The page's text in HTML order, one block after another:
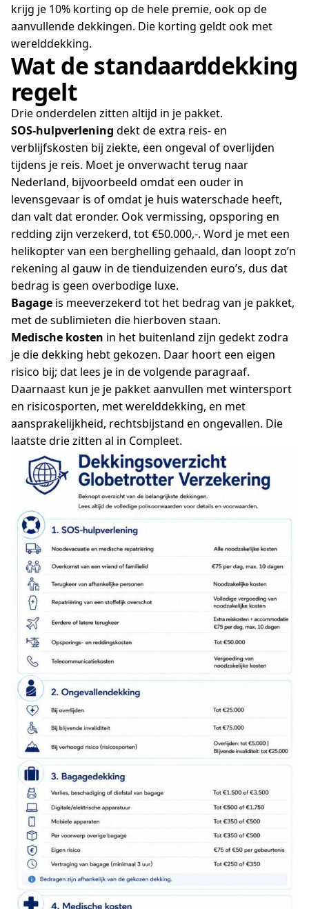
krijg je 10% korting op de hele premie, ook op de
aanvullende dekkingen. Die korting geldt ook met
werelddekking.
Wat de standaarddekking
regelt
Drie onderdelen zitten altijd in je pakket.
SOS-hulpverlening dekt de extra reis- en
verblijfskosten bij ziekte, een ongeval of overlijden
tijdens je reis. Moet je onverwacht terug naar
Nederland, bijvoorbeeld omdat een ouder in
levensgevaar is of omdat je huis waterschade heeft,
dan valt dat eronder. Ook vermissing, opsporing en
redding zijn verzekerd, tot €50.000,-. Word je met een
helikopter van een berghelling gehaald, dan loopt zo’n
rekening al gauw in de tienduizenden euro’s, dus dat
bedrag is geen overbodige luxe.
Bagage is meeverzekerd tot het bedrag van je pakket,
met de sublimieten die hierboven staan.
Medische kosten in het buitenland zijn gedekt zodra
je die dekking hebt gekozen. Daar hoort een eigen
risico bij; dat lees je in de volgende paragraaf.
Daarnaast kun je je pakket aanvullen met wintersport
en risicosporten, met werelddekking, en met
aansprakelijkheid, rechtsbijstand en ongevallen. Die
laatste drie zitten al in Compleet.